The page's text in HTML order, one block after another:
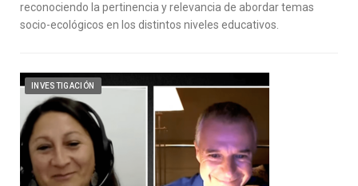
reconociendo la pertinencia y relevancia de abordar temas
socio-ecológicos en los distintos niveles educativos.
INVESTIGACIÓN